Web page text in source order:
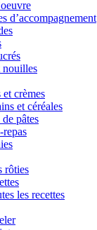
d’accompagnement
nouilles
et crèmes
et céréales
de pâtes
repas
rôties
les recettes